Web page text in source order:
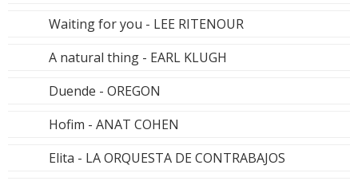
Waiting for you - LEE RITENOUR
A natural thing - EARL KLUGH
Duende - OREGON
Hofim - ANAT COHEN
Elita - LA ORQUESTA DE CONTRABAJOS